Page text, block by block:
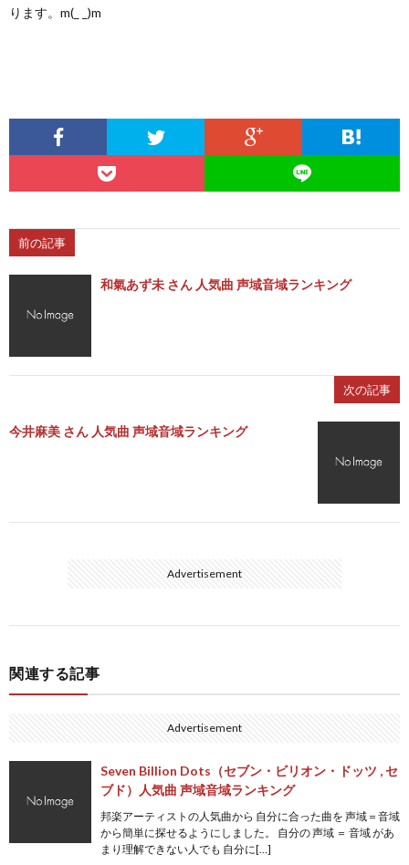
ります。m(_ _)m
前の記事
和氣あず未 さん 人気曲 声域音域ランキング
次の記事
今井麻美 さん 人気曲 声域音域ランキング
Advertisement
関連する記事
Advertisement
Seven Billion Dots（セブン・ビリオン・ドッツ , セ
ブド）人気曲 声域音域ランキング
邦楽アーティストの人気曲から 自分に合った曲を 声域＝音域
から簡単に探せるようにしました。 自分の 声域 ＝ 音域 があ
まり理解できない人でも 自分に[…]